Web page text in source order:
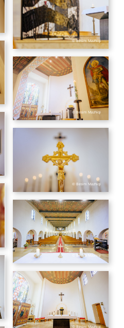
© Besim Mazhiqi
© Besim Mazhiqi
© Besim Mazhiqi
© Besim Mazhiqi
© Besim Mazhiqi